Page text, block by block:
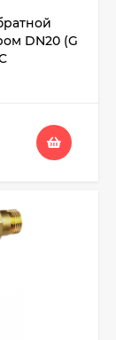
DN20 (G